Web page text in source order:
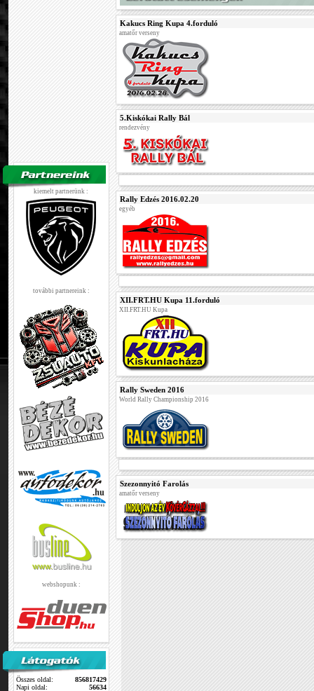
kiemelt partnerünk :
további partnereink :
webshopunk :
Összes oldal:
856817429
Napi oldal:
56634
Kakucs Ring Kupa 4.forduló
amatőr verseny
5.Kiskókai Rally Bál
rendezvény
Rally Edzés 2016.02.20
egyéb
XII.FRT.HU Kupa 11.forduló
XII.FRT.HU Kupa
Rally Sweden 2016
World Rally Championship 2016
Szezonnyitó Farolás
amatőr verseny